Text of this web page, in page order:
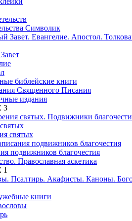
Символик
Завет. Евангелие. Апостол.
библейские книги
Священного Писания
издания
3
святых. Подвижники
святых
подвижников благочестия
подвижников благочестия
Православная аскетика
Псалтирь. Акафисты. Каноны.
книги